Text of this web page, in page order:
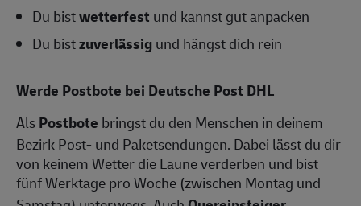
Du bistwetterfest und kannst gut anpacken
Du bistzuverlässigund hängst dich rein
Werde Postbote bei Deutsche Post DHL
AlsPostbote bringst du den Menschen in deinem
Bezirk Post- und Paketsendungen. Dabei lässt du dir
von keinem Wetter die Laune verderben und bist
fünf Werktage pro Woche (zwischen Montag und